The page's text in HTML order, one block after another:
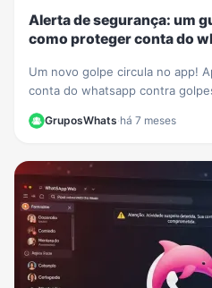
Alerta de segurança: um
como proteger conta do
Um novo golpe circula no app!
conta do whatsapp contra
GruposWhats·há 7 meses